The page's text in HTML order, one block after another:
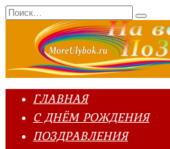
Перейти
к
содержанию
Search
for:
ГЛАВНАЯ
С ДНЁМ РОЖДЕНИЯ
ПОЗДРАВЛЕНИЯ